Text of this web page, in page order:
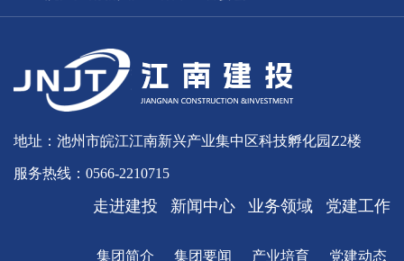
地址：池州市皖江江南新兴产业集中区科技孵化园Z2楼
服务热线：0566-2210715
走进建投
集团简介
新闻中心
集团要闻
业务领域
产业培育
党建工作
党建动态